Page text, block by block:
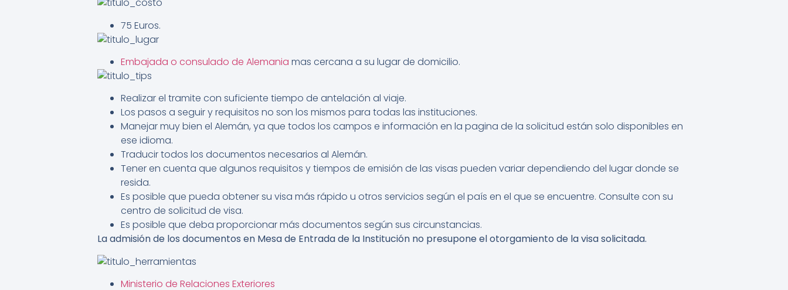
75 Euros.
Embajada o consulado de Alemania mas cercana a su lugar de domicilio.
Realizar el tramite con suficiente tiempo de antelación al viaje.
Los pasos a seguir y requisitos no son los mismos para todas las instituciones.
Manejar muy bien el Alemán, ya que todos los campos e información en la pagina de la solicitud están solo disponibles en
ese idioma.
Traducir todos los documentos necesarios al Alemán.
Tener en cuenta que algunos requisitos y tiempos de emisión de las visas pueden variar dependiendo del lugar donde se
resida.
Es posible que pueda obtener su visa más rápido u otros servicios según el país en el que se encuentre. Consulte con su
centro de solicitud de visa.
Es posible que deba proporcionar más documentos según sus circunstancias.
La admisión de los documentos en Mesa de Entrada de la Institución no presupone el otorgamiento de la visa solicitada.
Ministerio de Relaciones Exteriores